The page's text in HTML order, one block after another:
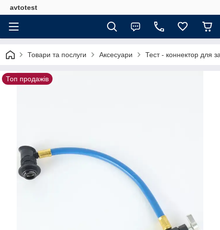
avtotest
Товари та послуги Аксесуари Тест - коннектор для
Топ продажів